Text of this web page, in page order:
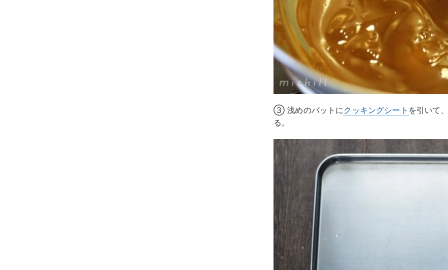
③ 浅めのバットにクッキングシート を引いて
る。